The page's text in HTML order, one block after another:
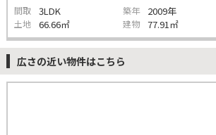
間取 3LDK 築年 2009年
土地 66.66㎡ 建物 77.91㎡
広さの近い物件はこちら